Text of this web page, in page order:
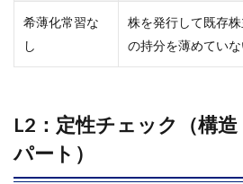
希薄化常習な
し
株を発行して既存株
の持分を薄めてい
L2：定性チェック（構
パート）